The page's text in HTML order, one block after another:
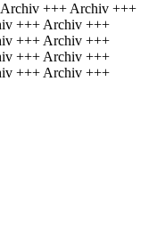
+++ Archiv +++
+++ Archiv +++
+++ Archiv +++
+++ Archiv +++
+++ Archiv +++